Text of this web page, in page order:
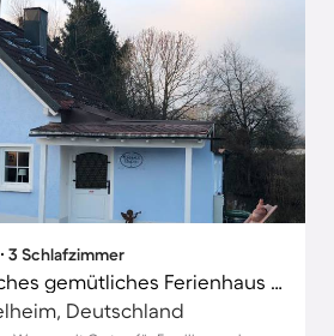
3 Schlafzimmer
Familienfreundliches gemütliches Ferienhaus mit Garten und Grill | Haustierfreundlich
Deutschland